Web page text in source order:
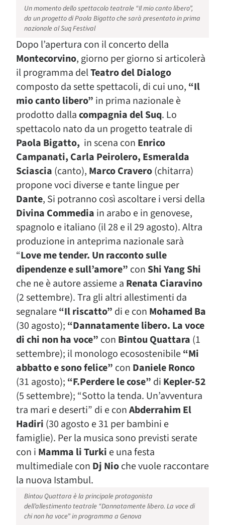
Un momento dello spettacolo teatrale “Il mio canto libero”,
da un progetto di Paola Bigatto che sarà presentato in prima
nazionale al Suq Festival
Dopo l’apertura con il concerto della
Montecorvino, giorno per giorno si articolerà
il programma delTeatro del Dialogo
composto da sette spettacoli, di cui uno, “Il
mio canto libero” in prima nazionale è
prodotto dallacompagnia del Suq. Lo
spettacolo nato da un progetto teatrale di
Paola Bigatto, in scena con Enrico
Campanati, Carla Peirolero, Esmeralda
Sciascia (canto), Marco Cravero(chitarra)
propone voci diverse e tante lingue per
Dante, Si potranno così ascoltare i versi della
Divina Commedia in arabo e in genovese,
spagnolo e italiano (il 28 e il 29 agosto). Altra
produzione in anteprima nazionale sarà
“Love me tender. Un racconto sulle
dipendenze e sull’amore” con Shi Yang Shi
che ne è autore assieme a Renata Ciaravino
(2 settembre). Tra gli altri allestimenti da
segnalare“Il riscatto” di e con Mohamed Ba
(30 agosto); “Dannatamente libero. La voce
di chi non ha voce” con Bintou Quattara (1
settembre); il monologo ecosostenibile“Mi
abbatto e sono felice” con Daniele Ronco
(31 agosto); “F.Perdere le cose” di Kepler-52
(5 settembre); “Sotto la tenda. Un’avventura
tra mari e deserti” di e conAbderrahim El
Hadiri (30 agosto e 31 per bambini e
famiglie). Per la musica sono previsti serate
con i Mamma li Turki e una festa
multimediale con Dj Nioche vuole raccontare
la nuova Istambul.
Bintou Quattara è la principale protagonista
dell’allestimento teatrale “Dannatamente libero. La voce di
chi non ha voce” in programma a Genova